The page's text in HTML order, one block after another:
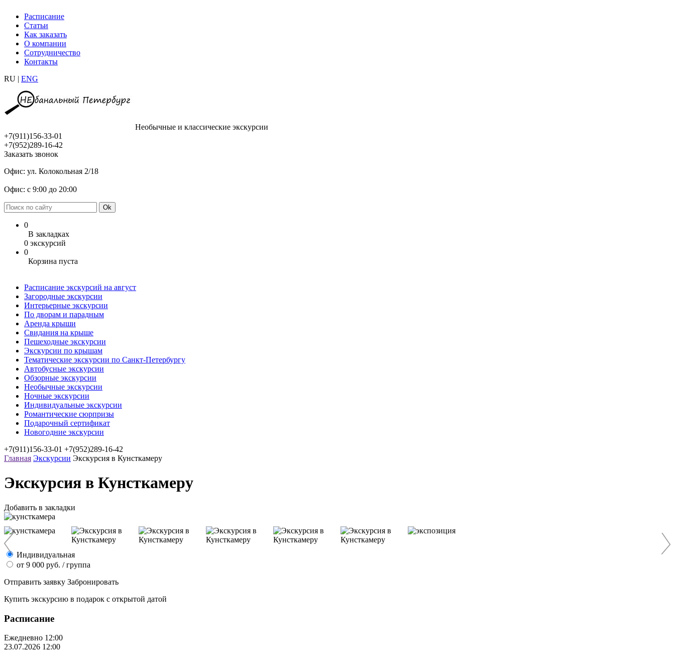
Расписание
Статьи
Как заказать
О компании
Сотрудничество
Контакты
RU | ENG
Необычные и классические экскурсии
+7(911)156-33-01
+7(952)289-16-42
Заказать звонок
Офис: ул. Колокольная 2/18
Офис: с 9:00 до 20:00
0
В закладках
0 экскурсий
0
Корзина пуста
Расписание экскурсий на август
Загородные экскурсии
Интерьерные экскурсии
По дворам и парадным
Аренда крыши
Свидания на крыше
Пешеходные экскурсии
Экскурсии по крышам
Тематические экскурсии по Санкт-Петербургу
Автобусные экскурсии
Обзорные экскурсии
Необычные экскурсии
Ночные экскурсии
Индивидуальные экскурсии
Романтические сюрпризы
Подарочный сертификат
Новогодние экскурсии
+7(911)156-33-01 +7(952)289-16-42
Главная Экскурсии Экскурсия в Кунсткамеру
Экскурсия в Кунсткамеру
Добавить в закладки
Индивидуальная
от 9 000 руб. / группа
Отправить заявку Забронировать
Купить экскурсию в подарок с открытой датой
Расписание
Ежедневно 12:00
23.07.2026 12:00